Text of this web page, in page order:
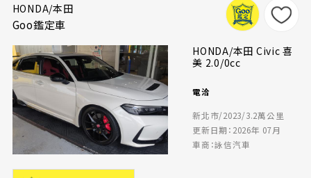
HONDA/本田
Goo鑑定車
HONDA/本田 Civic 喜
美 2.0/0cc
電洽
新北市/2023/3.2萬公里
更新日期：2026年 07月
車商：詠信汽車